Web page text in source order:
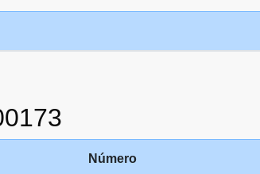
Número